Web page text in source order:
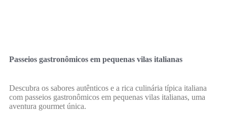
Passeios gastronômicos em pequenas vilas italianas
Descubra os sabores autênticos e a rica culinária típica italiana
com passeios gastronômicos em pequenas vilas italianas, uma
aventura gourmet única.